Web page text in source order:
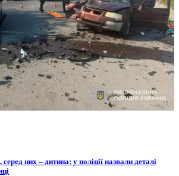
них – дитина: у поліції назвали деталі